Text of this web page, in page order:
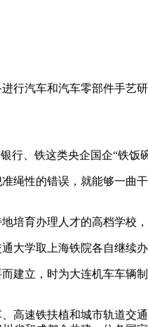
汽车和汽车零部件手艺
、铁这类央企国企“铁饭碗
性的错误，就能够一曲
育办理人才的高档学校，
大学取上海铁院各自继续办
立，时为大连机车车辆
速铁扶植和城市轨道交